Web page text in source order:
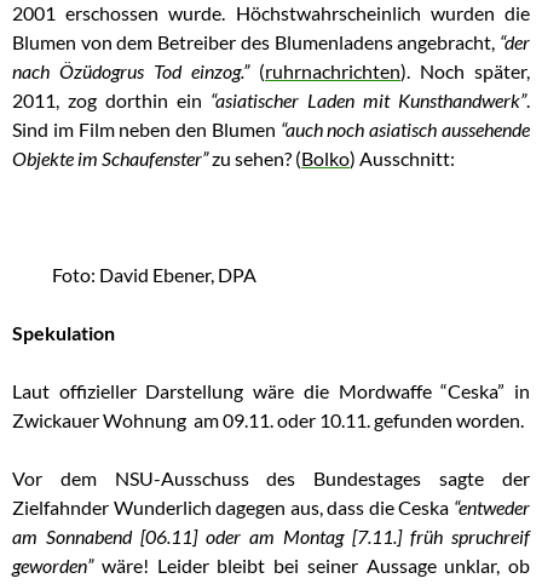
2001 erschossen wurde. Höchstwahrscheinlich wurden die
Blumen von dem Betreiber des Blumenladens angebracht, “der
nach Özüdogrus Tod einzog.” (ruhrnachrichten). Noch später,
2011, zog dorthin ein “asiatischer Laden mit Kunsthandwerk”.
Sind im Film neben den Blumen “auch noch asiatisch aussehende
Objekte im Schaufenster”zu sehen? (Bolko) Ausschnitt:
Foto: David Ebener, DPA
Spekulation
Laut offizieller Darstellung wäre die Mordwaffe “Ceska” in
Zwickauer Wohnung am 09.11. oder 10.11. gefunden worden.
Vor dem NSU-Ausschuss des Bundestages sagte der
Zielfahnder Wunderlich dagegen aus, dass die Ceska “entweder
am Sonnabend [06.11] oder am Montag [7.11.] früh spruchreif
geworden”wäre! Leider bleibt bei seiner Aussage unklar, ob